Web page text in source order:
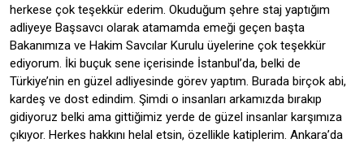
herkese çok teşekkür ederim. Okuduğum şehre staj yaptığım
adliyeye Başsavcı olarak atamamda emeği geçen başta
Bakanımıza ve Hakim Savcılar Kurulu üyelerine çok teşekkür
ediyorum. İki buçuk sene içerisinde İstanbul’da, belki de
Türkiye’nin en güzel adliyesinde görev yaptım. Burada birçok abi,
kardeş ve dost edindim. Şimdi o insanları arkamızda bırakıp
gidiyoruz belki ama gittiğimiz yerde de güzel insanlar karşımıza
çıkıyor. Herkes hakkını helal etsin, özellikle katiplerim. Ankara’da